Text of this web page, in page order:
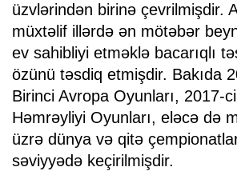
üzvlərindən birinə çevrilmişdir.
müxtəlif illərdə ən mötəbər
ev sahibliyi etməklə bacarıqlı
özünü təsdiq etmişdir. Bakıda
Birinci Avropa Oyunları, 2017-
Həmrəyliyi Oyunları, eləcə də
üzrə dünya və qitə
səviyyədə keçirilmişdir.